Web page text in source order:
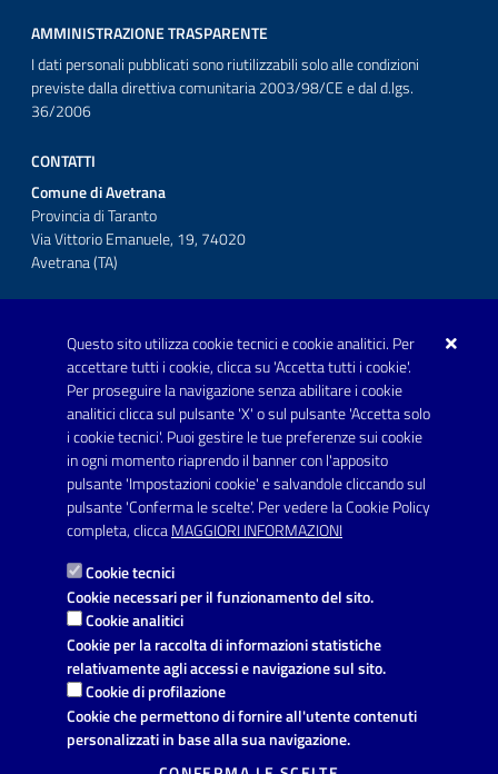
Questo sito utilizza cookie tecnici e cookie analitici. Per
accettare tutti i cookie, clicca su 'Accetta tutti i cookie'.
Per proseguire la navigazione senza abilitare i cookie
analitici clicca sul pulsante 'X' o sul pulsante 'Accetta solo
i cookie tecnici'. Puoi gestire le tue preferenze sui cookie
in ogni momento riaprendo il banner con l'apposito
pulsante 'Impostazioni cookie' e salvandole cliccando sul
pulsante 'Conferma le scelte'. Per vedere la Cookie Policy
completa, cliccaMAGGIORI INFORMAZIONI
Cookie tecnici
Cookie necessari per il funzionamento del sito.
Cookie analitici
Cookie per la raccolta di informazioni statistiche
relativamente agli accessi e navigazione sul sito.
Cookie di profilazione
Cookie che permettono di fornire all'utente contenuti
personalizzati in base alla sua navigazione.
AMMINISTRAZIONE TRASPARENTE
I dati personali pubblicati sono riutilizzabili solo alle condizioni
previste dalla direttiva comunitaria 2003/98/CE e dal d.lgs.
36/2006
CONTATTI
Comune di Avetrana
Provincia di Taranto
Via Vittorio Emanuele, 19, 74020
Avetrana (TA)
Telefono: 0999707766
Fax: 0999704336
Posta Elettronica Certificata:
prot.comune.avetrana@pec.rupar.puglia.it
Link utili
Informativa privacy
Dichiarazione di accessibilità
Note legali
Leggi le FAQ
Richiesta di assistenza
Segnalazione disservizio